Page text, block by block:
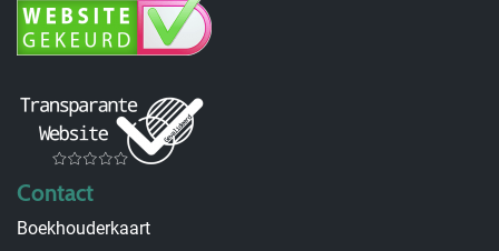
Contact
Boekhouderkaart